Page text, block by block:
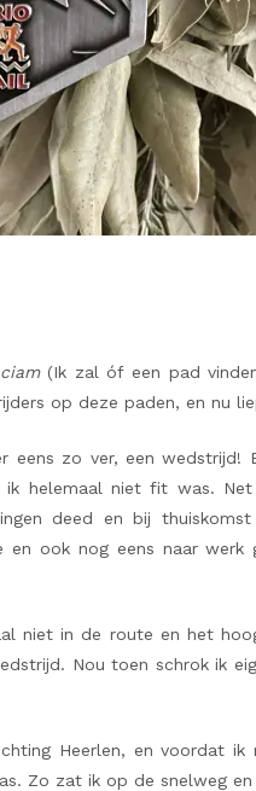
(Ik zal óf een pad
op deze paden, en nu
eens zo ver, een
helemaal niet fit was.
deed en bij
en ook nog eens naar
niet in de route en het
Nou toen schrok ik
Heerlen, en voordat
Zo zat ik op de snelweg